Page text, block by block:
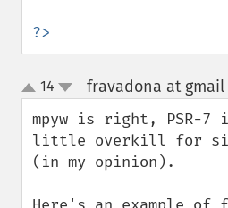
?>
up
down
14 fravadona at gmail
mpyw is right, PSR-7
little overkill for
(in my opinion).